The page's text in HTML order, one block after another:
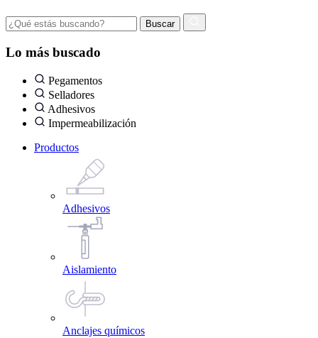
Lo más buscado
Pegamentos
Selladores
Adhesivos
Impermeabilización
Productos
Adhesivos
Aislamiento
Anclajes químicos